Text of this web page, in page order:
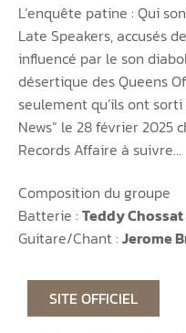
L’enquête patine : Qui
Late Speakers, accusés
influencé par le son
désertique des Queens
seulement qu’ils ont
News” le 28 février 2025
Records Affaire à suivre…
Composition du groupe
Batterie : Teddy Chossat
Guitare/Chant : Jerome
SITE OFFICIEL